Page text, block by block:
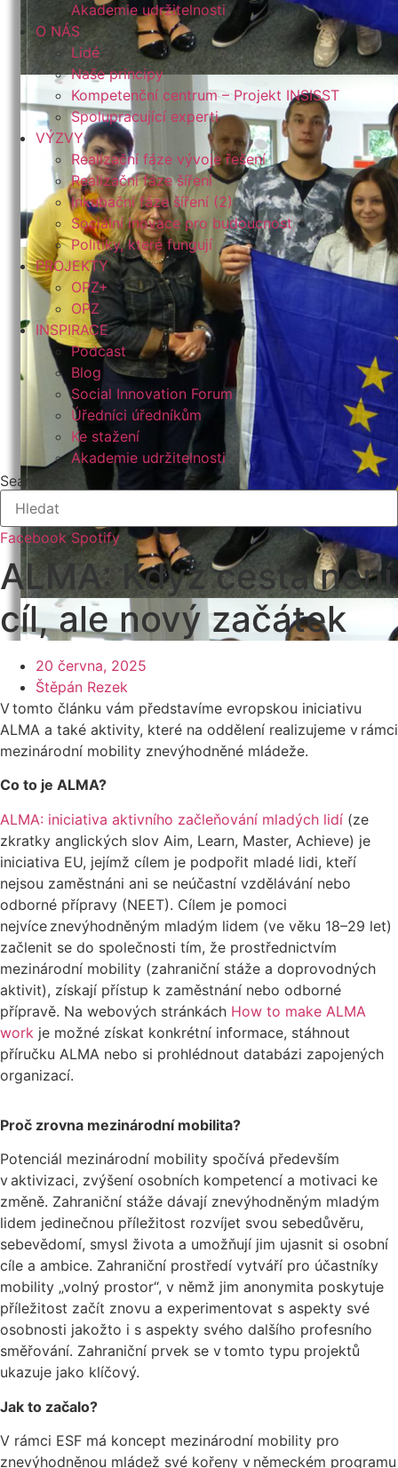
Akademie udržitelnosti
O NÁS
Lidé
Naše principy
Kompetenční centrum – Projekt INSISST
Spolupracující experti
VÝZVY
Realizační fáze vývoje řešení
Realizační fáze šíření
Inkubační fáze šíření (2)
Sociální inovace pro budoucnost
Politiky, které fungují
PROJEKTY
OPZ+
OPZ
INSPIRACE
Podcast
Blog
Social Innovation Forum
Úředníci úředníkům
Ke stažení
Akademie udržitelnosti
Search
Facebook Spotify
ALMA: Když cesta není
cíl, ale nový začátek
20 června, 2025
Štěpán Rezek
V tomto článku vám představíme evropskou iniciativu
ALMA a také aktivity, které na oddělení realizujeme v rámci
mezinárodní mobility znevýhodněné mládeže.
Co to je ALMA?
ALMA: iniciativa aktivního začleňování mladých lidí (ze
zkratky anglických slov Aim, Learn, Master, Achieve) je
iniciativa EU, jejímž cílem je podpořit mladé lidi, kteří
nejsou zaměstnáni ani se neúčastní vzdělávání nebo
odborné přípravy (NEET). Cílem je pomoci
nejvíce znevýhodněným mladým lidem (ve věku 18–29 let)
začlenit se do společnosti tím, že prostřednictvím
mezinárodní mobility (zahraniční stáže a doprovodných
aktivit), získají přístup k zaměstnání nebo odborné
přípravě. Na webových stránkách How to make ALMA
work je možné získat konkrétní informace, stáhnout
příručku ALMA nebo si prohlédnout databázi zapojených
organizací.
Proč zrovna mezinárodní mobilita?
Potenciál mezinárodní mobility spočívá především
v aktivizaci, zvýšení osobních kompetencí a motivaci ke
změně. Zahraniční stáže dávají znevýhodněným mladým
lidem jedinečnou příležitost rozvíjet svou sebedůvěru,
sebevědomí, smysl života a umožňují jim ujasnit si osobní
cíle a ambice. Zahraniční prostředí vytváří pro účastníky
mobility „volný prostor“, v němž jim anonymita poskytuje
příležitost začít znovu a experimentovat s aspekty své
osobnosti jakožto i s aspekty svého dalšího profesního
směřování. Zahraniční prvek se v tomto typu projektů
ukazuje jako klíčový.
Jak to začalo?
V rámci ESF má koncept mezinárodní mobility pro
znevýhodněnou mládež své kořeny v německém programu